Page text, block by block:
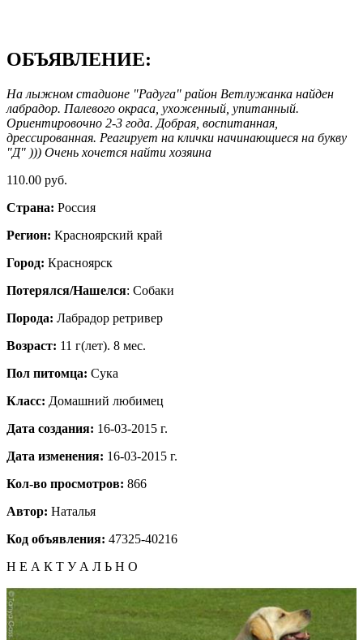
ОБЪЯВЛЕНИЕ:
На лыжном стадионе "Радуга" район Ветлужанка найден
лабрадор. Палевого окраса, ухоженный, упитанный.
Ориентировочно 2-3 года. Добрая, воспитанная,
дрессированная. Реагирует на клички начинающиеся на букву
"Д" ))) Очень хочется найти хозяина
110.00 руб.
Страна: Россия
Регион: Красноярский край
Город: Красноярск
Потерялся/Нашелся: Собаки
Порода: Лабрадор ретривер
Возраст: 11 г(лет). 8 мес.
Пол питомца: Сука
Класс: Домашний любимец
Дата создания: 16-03-2015 г.
Дата изменения: 16-03-2015 г.
Кол-во просмотров: 866
Автор: Наталья
Код объявления: 47325-40216
Н Е А К Т У А Л Ь Н О